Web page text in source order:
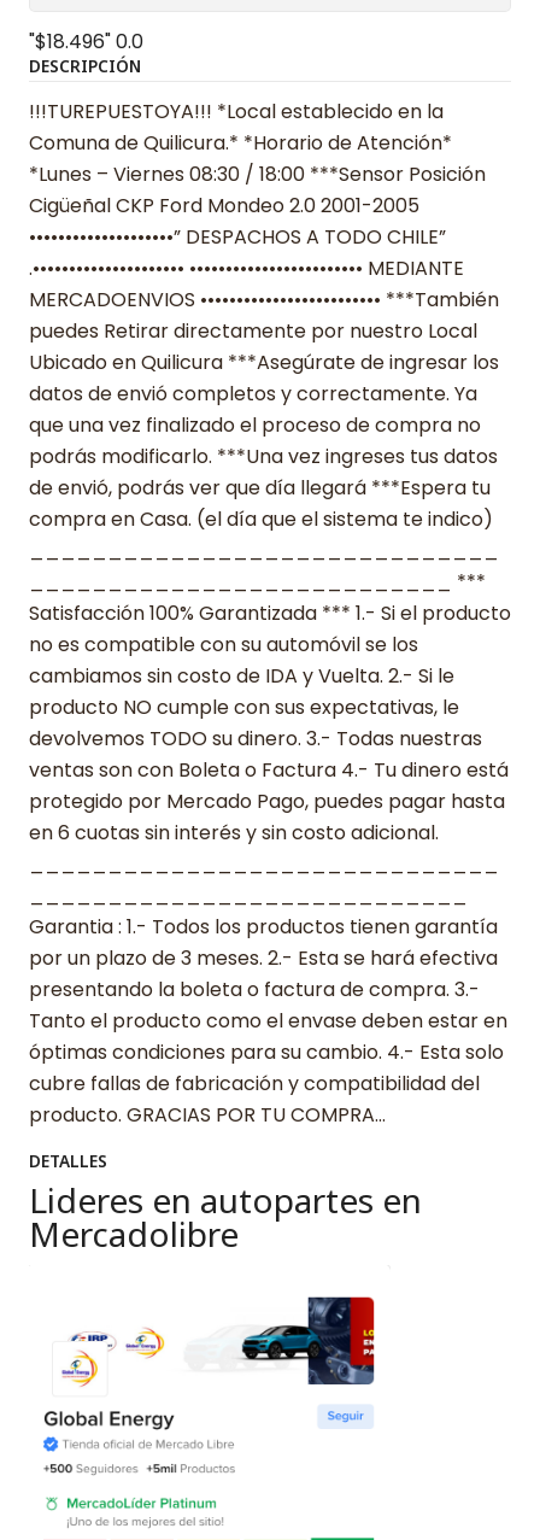
"$18.496"0.0
DESCRIPCIÓN
!!!TUREPUESTOYA!!! *Local establecido en la
Comuna de Quilicura.* *Horario de Atención*
*Lunes – Viernes 08:30 / 18:00 ***Sensor Posición
Cigüeñal CKP Ford Mondeo 2.0 2001-2005
••••••••••••••••••••” DESPACHOS A TODO CHILE”
.••••••••••••••••••••• •••••••••••••••••••••••• MEDIANTE
MERCADOENVIOS ••••••••••••••••••••••••• ***También
puedes Retirar directamente por nuestro Local
Ubicado en Quilicura ***Asegúrate de ingresar los
datos de envió completos y correctamente. Ya
que una vez finalizado el proceso de compra no
podrás modificarlo. ***Una vez ingreses tus datos
de envió, podrás ver que día llegará ***Espera tu
compra en Casa. (el día que el sistema te indico)
___________________________ ***
Satisfacción 100% Garantizada *** 1.- Si el producto
no es compatible con su automóvil se los
cambiamos sin costo de IDA y Vuelta. 2.- Si le
producto NO cumple con sus expectativas, le
devolvemos TODO su dinero. 3.- Todas nuestras
ventas son con Boleta o Factura 4.- Tu dinero está
protegido por Mercado Pago, puedes pagar hasta
en 6 cuotas sin interés y sin costo adicional.
Garantia : 1.- Todos los productos tienen garantía
por un plazo de 3 meses. 2.- Esta se hará efectiva
presentando la boleta o factura de compra. 3.-
Tanto el producto como el envase deben estar en
óptimas condiciones para su cambio. 4.- Esta solo
cubre fallas de fabricación y compatibilidad del
producto. GRACIAS POR TU COMPRA…
DETALLES
Lideres en autopartes en
Mercadolibre